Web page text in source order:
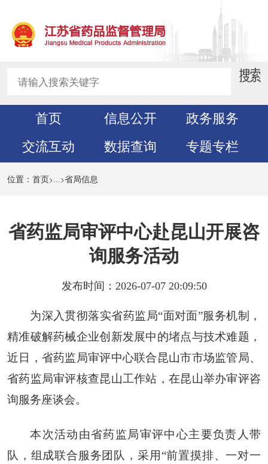
首页 信息公开
政务服务
交流互动
数据查询 专题专栏
位置： 首页> >省局信息
省药监局审评中心赴昆山开展咨
询服务活动
发布时间：2026-07-07 20:09:50
为深入贯彻落实省药监局“面对面”服务机制，
精准破解药械企业创新发展中的堵点与技术难题，
近日，省药监局审评中心联合昆山市市场监管局、
省药监局审评核查昆山工作站，在昆山举办审评咨
询服务座谈会。
本次活动由省药监局审评中心主要负责人带
队，组成联合服务团队，采用“前置摸排、一对一